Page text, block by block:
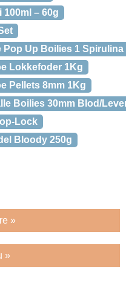
– 60g
Up Boilies 1 Spirulina
Lokkefoder 1Kg
Pellets 8mm 1Kg
Boilies 30mm Blod/
Lock
Bloody 250g
»
»